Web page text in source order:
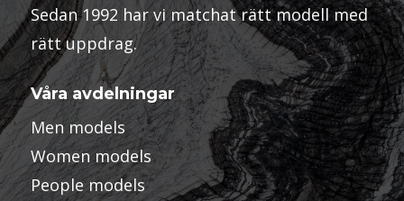
Sedan 1992 har vi matchat rätt modell med
rätt uppdrag.
Våra avdelningar
Men models
Women models
People models